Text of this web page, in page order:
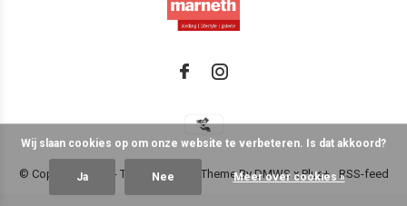
© Copyright2026 - Theme RePos - Theme ByDMWSxPlus+- RSS-feed
Wij slaan cookies op om onze website te verbeteren. Is dat akkoord?
Ja Nee Meer over cookies »